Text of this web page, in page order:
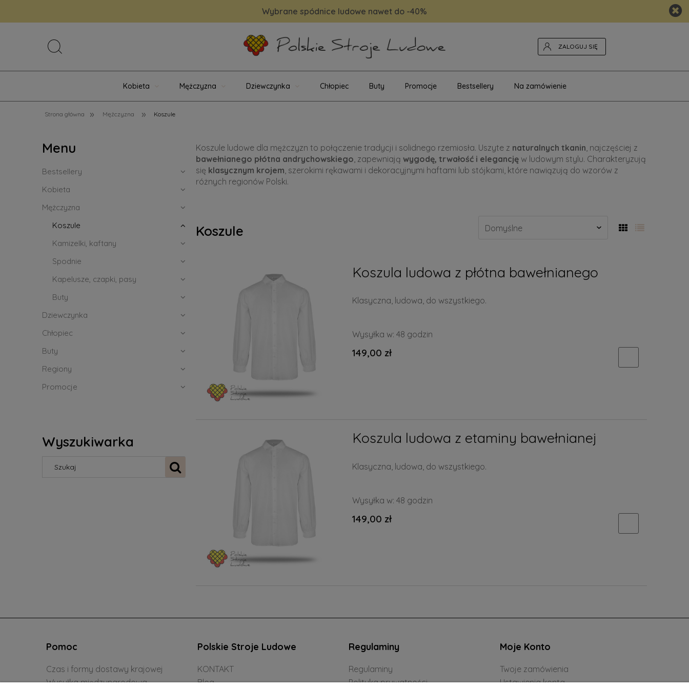
Wybrane spódnice ludowe nawet do -40%
ZALOGUJ SIĘ
Kobieta Mężczyzna Dziewczynka Chłopiec Buty Promocje Bestsellery Na zamówienie
Strona główna » Mężczyzna » Koszule
Menu
Bestsellery
Kobieta
Mężczyzna
Koszule
Kamizelki, kaftany
Spodnie
Kapelusze, czapki, pasy
Buty
Dziewczynka
Chłopiec
Buty
Regiony
Promocje
Wyszukiwarka
Koszule ludowe dla mężczyzn to połączenie tradycji i solidnego rzemiosła. Uszyte z naturalnych tkanin, najczęściej z
bawełnianego płótna andrychowskiego, zapewniają wygodę, trwałość i elegancję w ludowym stylu. Charakteryzują
się klasycznym krojem, szerokimi rękawami i dekoracyjnymi haftami lub stójkami, które nawiązują do wzorów z
różnych regionów Polski.
Koszule
Koszula ludowa z płótna bawełnianego
Klasyczna, ludowa, do wszystkiego.
Wysyłka w: 48 godzin
149,00 zł
Koszula ludowa z etaminy bawełnianej
Klasyczna, ludowa, do wszystkiego.
Wysyłka w: 48 godzin
149,00 zł
Pomoc
Czas i formy dostawy krajowej
Wysyłka międzynarodowa
Polskie Stroje Ludowe
KONTAKT
Blog
Regulaminy
Regulaminy
Polityka prywatności
Moje Konto
Twoje zamówienia
Ustawienia konta